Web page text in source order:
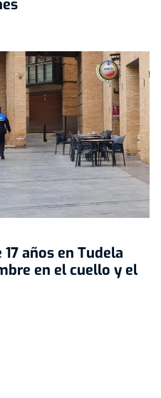
años en Tudela
en el cuello y el